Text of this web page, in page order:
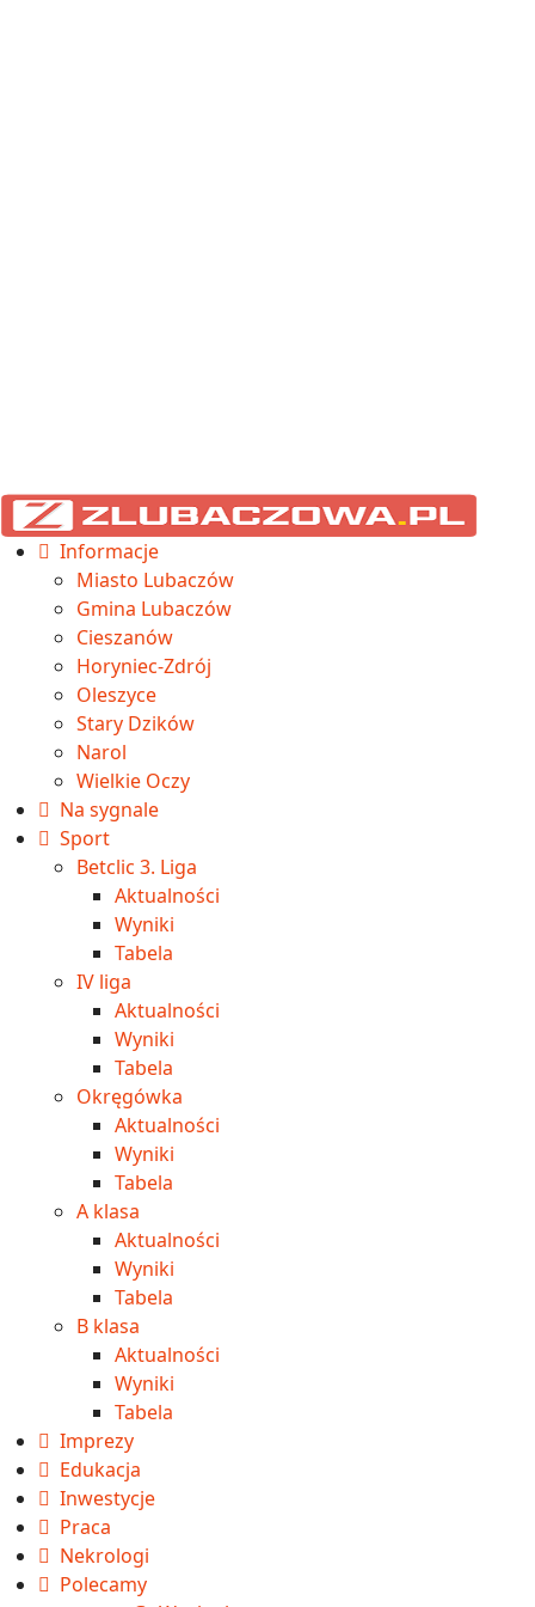
Informacje
Miasto Lubaczów
Gmina Lubaczów
Cieszanów
Horyniec-Zdrój
Oleszyce
Stary Dzików
Narol
Wielkie Oczy
Na sygnale
Sport
Betclic 3. Liga
Aktualności
Wyniki
Tabela
IV liga
Aktualności
Wyniki
Tabela
Okręgówka
Aktualności
Wyniki
Tabela
A klasa
Aktualności
Wyniki
Tabela
B klasa
Aktualności
Wyniki
Tabela
Imprezy
Edukacja
Inwestycje
Praca
Nekrologi
Polecamy